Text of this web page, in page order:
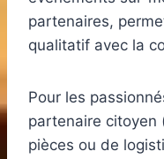
partenaires,
qualitatif avec la
Pour les
partenaire citoyen
pièces ou de